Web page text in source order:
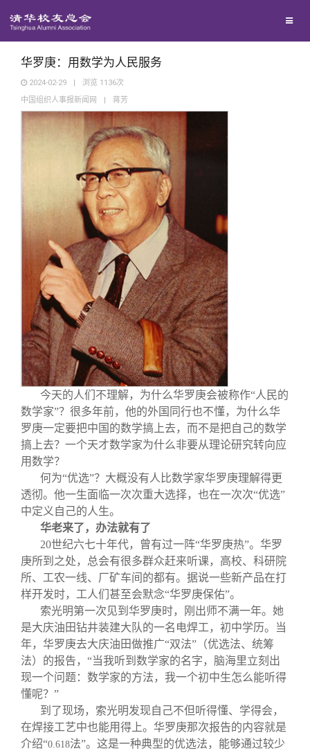
西南联大校友会
回馈母校
捐赠项目
捐赠新闻
捐赠纪事
捐赠方法
义工计划
媒体平台
《清华校友通讯》
《水木清华》
我要订阅
新媒体平台
百年清华
清华人物
清华故事
青春风采
校友文苑
校友讲坛
校友视界
校友服务
终身学习
信息化服务
三创大赛
实用信息
校友总会
总会简介
会长致辞
总会章程
理事会名单
制度法规
联系我们
关闭
华罗庚：用数学为人民服务
2024-02-29 | 浏览 1136次
中国组织人事报新闻网
| 蒋芳
今天的人们不理解，为什么华罗庚会被称作“人民的
数学家”？很多年前，他的外国同行也不懂，为什么华
罗庚一定要把中国的数学搞上去，而不是把自己的数学
搞上去？一个天才数学家为什么非要从理论研究转向应
用数学？
何为“优选”？大概没有人比数学家华罗庚理解得更
透彻。他一生面临一次次重大选择，也在一次次“优选”
中定义自己的人生。
华老来了，办法就有了
20世纪六七十年代，曾有过一阵“华罗庚热”。华罗
庚所到之处，总会有很多群众赶来听课，高校、科研院
所、工农一线、厂矿车间的都有。据说一些新产品在打
样开发时，工人们甚至会默念“华罗庚保佑”。
索光明第一次见到华罗庚时，刚出师不满一年。她
是大庆油田钻井装建大队的一名电焊工，初中学历。当
年，华罗庚去大庆油田做推广“双法”（优选法、统筹
法）的报告，“当我听到数学家的名字，脑海里立刻出
现一个问题：数学家的方法，我一个初中生怎么能听得
懂呢？”
到了现场，索光明发现自己不但听得懂、学得会，
在焊接工艺中也能用得上。华罗庚那次报告的内容就是
介绍“0.618法”。这是一种典型的优选法，能够通过较少